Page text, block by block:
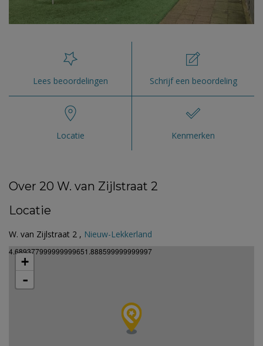
Lees beoordelingen Schrijf een beoordeling
Locatie Kenmerken
Over 20 W. van Zijlstraat 2
Locatie
W. van Zijlstraat 2 , Nieuw-Lekkerland
4.689377999999999651.888599999999997
+
-